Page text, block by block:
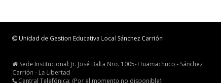
Unidad de Gestion Educativa Local Sánchez Carrión
Sede Institucional: Jr. José Balta Nro. 1005- Huamachuco - Sánchez
Carrión - La Libertad
Central Telefónica: (Por el momento no disponible)